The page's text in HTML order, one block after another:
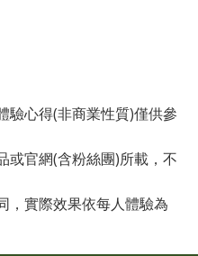
驗心得(非商業性質)僅供參
或官網(含粉絲團)所載，不
，實際效果依每人體驗為